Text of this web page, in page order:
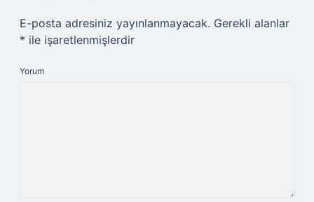
E-posta adresiniz yayınlanmayacak. Gerekli alanlar
* ile işaretlenmişlerdir
Yorum